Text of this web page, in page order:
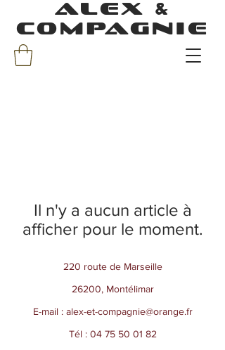
ALEX &
COMPAGNIE
Il n'y a aucun article à
afficher pour le moment.
220 route de Marseille
26200, Montélimar
E-mail : alex-et-compagnie@orange.fr
Tél : 04 75 50 01 82